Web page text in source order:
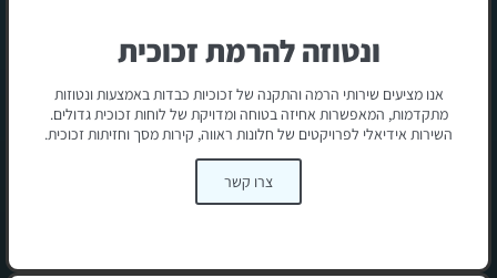
ונטוזה להרמת זכוכית
אנו מציעים שירותי הרמה והתקנה של זכוכיות כבדות באמצעות ונטוזות
מתקדמות, המאפשרות אחיזה בטוחה ומדויקת של לוחות זכוכית גדולים.
השירות אידיאלי לפרויקטים של חלונות ראווה, קירות מסך וחזיתות זכוכית.
צרו קשר